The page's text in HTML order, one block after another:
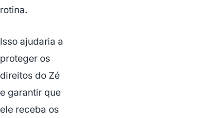
rotina.
Isso ajudaria a
proteger os
direitos do Zé
e garantir que
ele receba os